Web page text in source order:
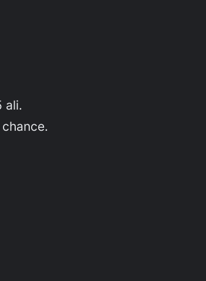
ali.